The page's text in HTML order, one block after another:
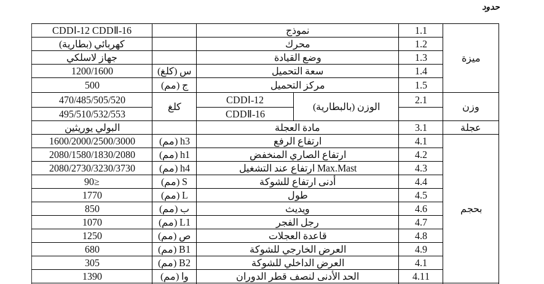
حدود
ميزة
1.1 نموذج
CDDⅠ-12 CDDⅡ-16
1.2
محرك
كهربائي (بطارية)
1.3
وضع القيادة
جهاز لاسلكي
1.4
سعة التحميل س (كلغ)
1200/1600
1.5
مركز التحميل ج (مم) 500
وزن
2.1
الوزن (بالبطارية)
CDDⅠ-12
كلغ
470/485/505/520
CDDⅡ-16
495/510/532/553
عجلة
3.1 مادة العجلة البولي يوريثين
بحجم
4.1 ارتفاع الرفع h3 (مم)
1600/2000/2500/3000
4.2
ارتفاع الصاري المنخفض h1 (مم)
2080/1580/1830/2080
4.3
Max.Mast ارتفاع عند التشغيل h4 (مم)
2080/2730/3230/3730
4.4
أدنى ارتفاع للشوكة S (مم)
≤90
4.5
طول L (مم)
1770
4.6
ويديث ب (مم)
850
4.7
رجل الفجر L1 (مم)
1070
4.8
قاعدة العجلات ص (مم)
1250
4.9
العرض الخارجي للشوكة B1 (مم)
680
4.1
العرض الداخلي للشوكة B2 (مم)
305
4.11
الحد الأدنى لنصف قطر الدوران وا (مم) 1390